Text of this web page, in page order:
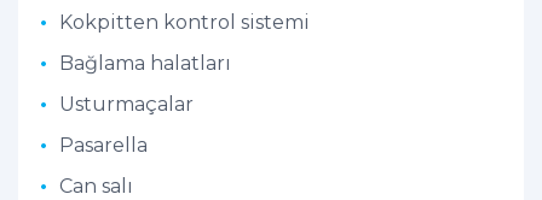
Kokpitten kontrol sistemi
Bağlama halatları
Usturmaçalar
Pasarella
Can salı